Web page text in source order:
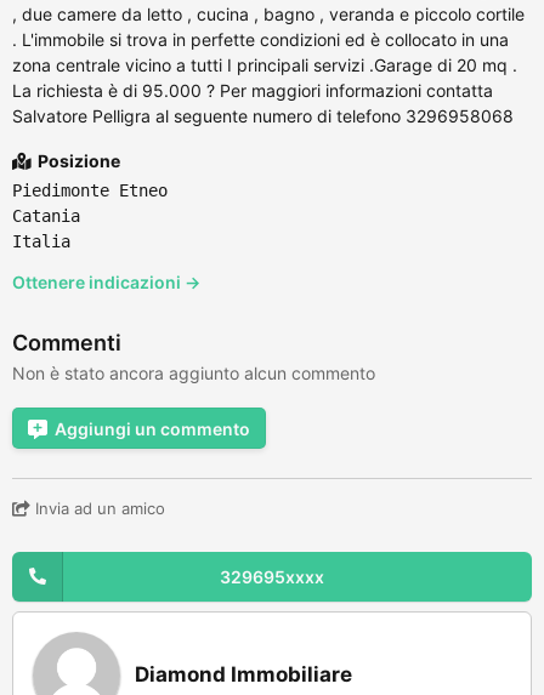
, due camere da letto , cucina , bagno , veranda e piccolo cortile
. L'immobile si trova in perfette condizioni ed è collocato in una
zona centrale vicino a tutti I principali servizi .Garage di 20 mq .
La richiesta è di 95.000 ? Per maggiori informazioni contatta
Salvatore Pelligra al seguente numero di telefono 3296958068
Posizione
Piedimonte Etneo
Catania
Italia
Ottenere indicazioni →
Commenti
Non è stato ancora aggiunto alcun commento
Aggiungi un commento
Invia ad un amico
329695xxxx
Diamond Immobiliare